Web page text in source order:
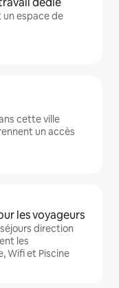
un espace de
cette ville
un accès
les voyageurs
direction
les
Wifi et Piscine